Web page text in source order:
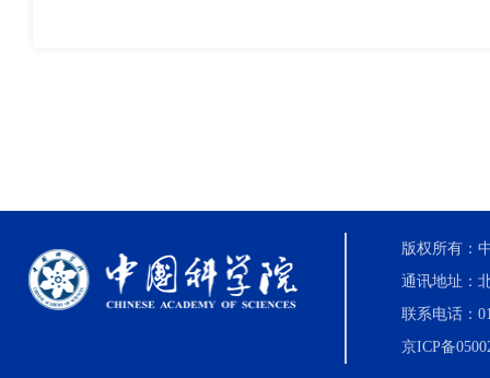
版权所有：
通讯地址：
联系电话：
京ICP备